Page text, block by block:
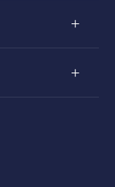
+
+